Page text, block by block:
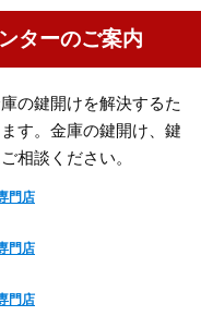
ターのご案内
の鍵開けを解決するた
す。金庫の鍵開け、鍵
相談ください。
門店
門店
門店